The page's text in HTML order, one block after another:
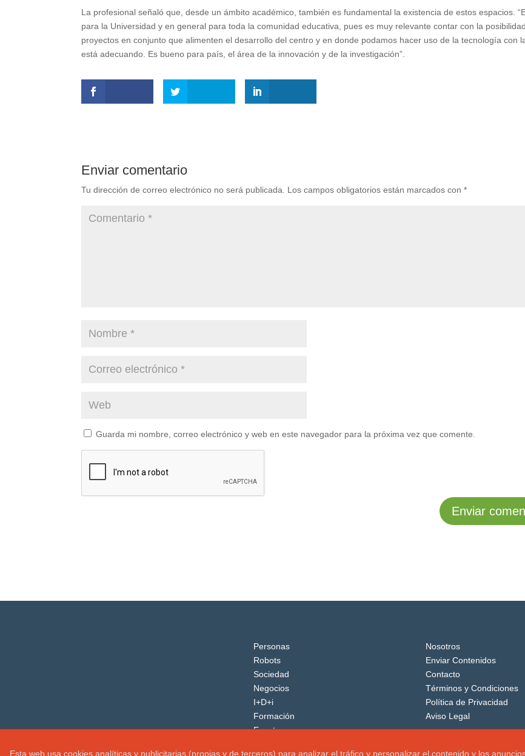
La profesional señaló que, desde un ámbito académico, también es fundamental la existencia de estos espacios.
para la Universidad y en general para toda la comunidad educativa, pues es muy relevante contar con la
proyectos en conjunto que alimenten el desarrollo del centro y en donde podamos hacer uso de la tecnología con
está adecuando. Es bueno para país, el área de la innovación y de la investigación”.
Enviar comentario
Tu dirección de correo electrónico no será publicada. Los campos obligatorios están marcados con*
Guarda mi nombre, correo electrónico y web en este navegador para la próxima vez que comente.
Personas
Robots
Sociedad
Negocios
I+D+i
Formación
Eventos
Nosotros
Enviar Contenidos
Contacto
Términos y Condiciones
Política de Privacidad
Aviso Legal
Esta web usa cookies analíticas y publicitarias (propias y de terceros) para analizar el tráfico y personalizar el contenido y los